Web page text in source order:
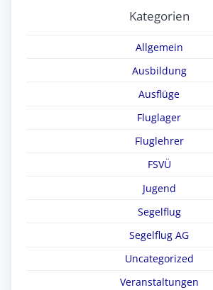
Kategorien
Allgemein
Ausbildung
Ausflüge
Fluglager
Fluglehrer
FSVÜ
Jugend
Segelflug
Segelflug AG
Uncategorized
Veranstaltungen